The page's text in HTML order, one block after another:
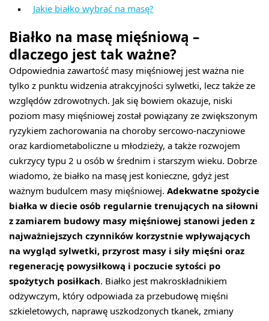
Jakie białko wybrać na masę?
Białko na masę mięśniową –
dlaczego jest tak ważne?
Odpowiednia zawartość masy mięśniowej jest ważna nie
tylko z punktu widzenia atrakcyjności sylwetki, lecz także ze
względów zdrowotnych. Jak się bowiem okazuje, niski
poziom masy mięśniowej został powiązany ze zwiększonym
ryzykiem zachorowania na choroby sercowo-naczyniowe
oraz kardiometaboliczne u młodzieży, a także rozwojem
cukrzycy typu 2 u osób w średnim i starszym wieku. Dobrze
wiadomo, że białko na masę jest konieczne, gdyż jest
ważnym budulcem masy mięśniowej. Adekwatne spożycie
białka w diecie osób regularnie trenujących na siłowni
z zamiarem budowy masy mięśniowej stanowi jeden z
najważniejszych czynników korzystnie wpływających
na wygląd sylwetki, przyrost masy i siły mięśni oraz
regenerację powysiłkową i poczucie sytości po
spożytych posiłkach. Białko jest makroskładnikiem
odżywczym, który odpowiada za przebudowę mięśni
szkieletowych, naprawę uszkodzonych tkanek, zmiany